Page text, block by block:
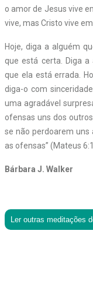
o amor de Jesus vive
vive, mas Cristo vive
Hoje, diga a alguém
que está certa. Diga
que ela está errada.
diga-o com
uma agradável
ofensas uns dos
se não perdoarem uns
as ofensas” (Mateus
Bárbara J. Walker
Ler outras meditações